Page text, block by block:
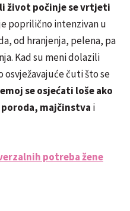
život počinje se vrtjeti
poprilično intenzivan u
od hranjenja, pelena, pa
Kad su meni dolazili
čuti što se
se osjećati loše ako
poroda, majčinstva i
potreba žene